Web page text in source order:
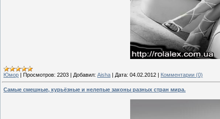
Юмор | Просмотров: 2203 | Добавил: Aisha | Дата: 04.02.2012 | Комментарии (0)
Самые смешные, курьёзные и нелепые законы разных стран мира.